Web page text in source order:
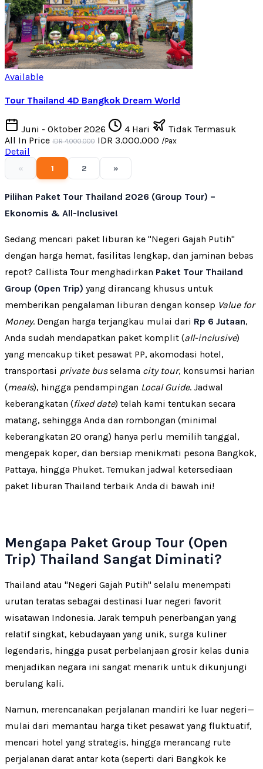
Available
Tour Thailand 4D Bangkok Dream World
Juni - Oktober 2026 4 Hari
Tidak Termasuk
All In Price IDR 4.000.000 IDR 3.000.000 /Pax
Detail
« 1 2 »
Pilihan Paket Tour Thailand 2026 (Group Tour) –
Ekonomis & All-Inclusive!
Sedang mencari paket liburan ke "Negeri Gajah Putih"
dengan harga hemat, fasilitas lengkap, dan jaminan bebas
repot? Callista Tour menghadirkan Paket Tour Thailand
Group (Open Trip) yang dirancang khusus untuk
memberikan pengalaman liburan dengan konsep Value for
Money. Dengan harga terjangkau mulai dari Rp 6 Jutaan,
Anda sudah mendapatkan paket komplit (all-inclusive)
yang mencakup tiket pesawat PP, akomodasi hotel,
transportasi private busselama city tour, konsumsi harian
(meals), hingga pendampingan Local Guide. Jadwal
keberangkatan (fixed date) telah kami tentukan secara
matang, sehingga Anda dan rombongan (minimal
keberangkatan 20 orang) hanya perlu memilih tanggal,
mengepak koper, dan bersiap menikmati pesona Bangkok,
Pattaya, hingga Phuket. Temukan jadwal ketersediaan
paket liburan Thailand terbaik Anda di bawah ini!
Mengapa Paket Group Tour (Open
Trip) Thailand Sangat Diminati?
Thailand atau "Negeri Gajah Putih" selalu menempati
urutan teratas sebagai destinasi luar negeri favorit
wisatawan Indonesia. Jarak tempuh penerbangan yang
relatif singkat, kebudayaan yang unik, surga kuliner
legendaris, hingga pusat perbelanjaan grosir kelas dunia
menjadikan negara ini sangat menarik untuk dikunjungi
berulang kali.
Namun, merencanakan perjalanan mandiri ke luar negeri—
mulai dari memantau harga tiket pesawat yang fluktuatif,
mencari hotel yang strategis, hingga merancang rute
perjalanan darat antar kota (seperti dari Bangkok ke